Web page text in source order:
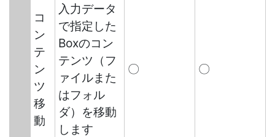
コ
ン
テ
ン
ツ
移
動
入力データ
で指定した
Boxのコン
テンツ（フ
ァイルまた
はフォル
ダ）を移動
します
〇 〇